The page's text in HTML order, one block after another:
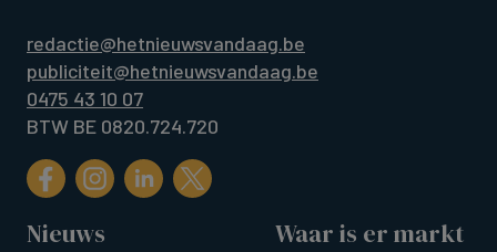
redactie@hetnieuwsvandaag.be
publiciteit@hetnieuwsvandaag.be
0475 43 10 07
BTW BE 0820.724.720
Nieuws Waar is er markt